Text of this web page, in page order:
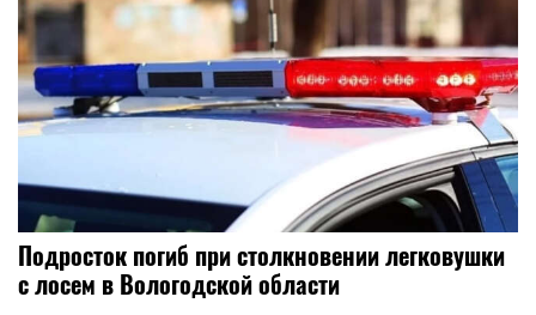
Подросток погиб при столкновении легковушки
с лосем в Вологодской области